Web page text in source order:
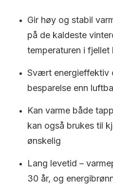
Gir høy og stabil
på de kaldeste
temperaturen i fjellet
Svært energieffektiv
besparelse enn
Kan varme både
kan også brukes til
ønskelig
Lang levetid –
30 år, og